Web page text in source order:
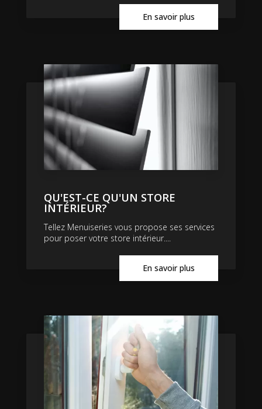
En savoir plus
QU'EST-CE QU'UN STORE
INTÉRIEUR?
Tellez Menuiseries vous propose ses services
pour poser votre store intérieur....
En savoir plus